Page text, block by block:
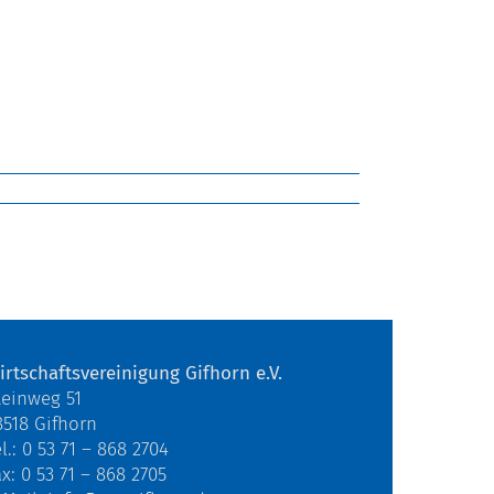
Gifhorn e.V.
51
Gifhorn
0 53 71 – 868 2704
0 53 71 – 868 2705